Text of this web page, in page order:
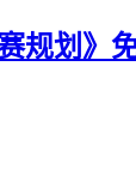
规划》